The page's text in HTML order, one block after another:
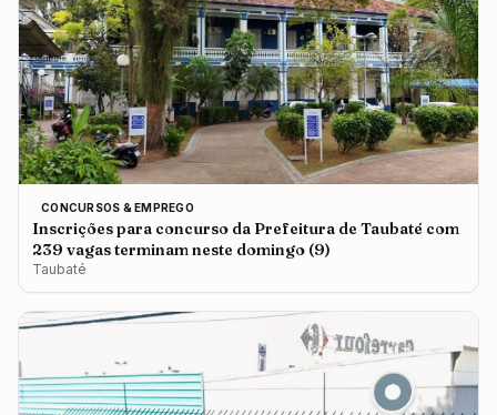
CONCURSOS & EMPREGO
Inscrições para concurso da Prefeitura de Taubaté com
239 vagas terminam neste domingo (9)
Taubaté